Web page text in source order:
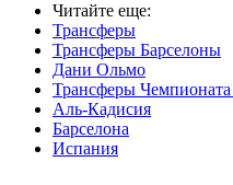
Читайте еще:
Трансферы
Трансферы Барселоны
Дани Ольмо
Трансферы
Аль-Кадисия
Барселона
Испания